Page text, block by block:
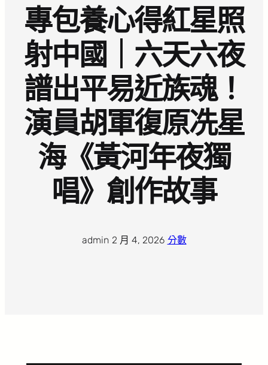
專包養心得紅星照
射中國｜六天六夜
譜出平易近族魂！
演員胡軍復原冼星
海《黃河年夜獨
唱》創作故事
admin· 2 月 4, 2026· 分數